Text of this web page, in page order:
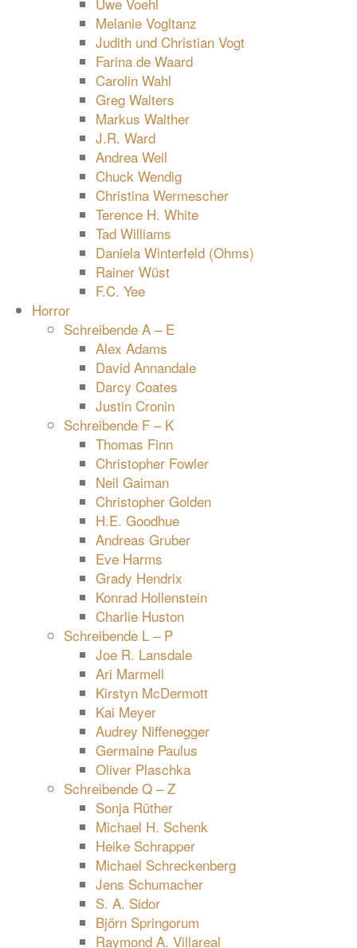
Melanie Vogltanz
Judith und Christian Vogt
Farina de Waard
Carolin Wahl
Greg Walters
Markus Walther
J.R. Ward
Andrea Weil
Chuck Wendig
Christina Wermescher
Terence H. White
Tad Williams
Daniela Winterfeld (Ohms)
Rainer Wüst
F.C. Yee
Horror
Schreibende A – E
Alex Adams
David Annandale
Darcy Coates
Justin Cronin
Schreibende F – K
Thomas Finn
Christopher Fowler
Neil Gaiman
Christopher Golden
H.E. Goodhue
Andreas Gruber
Eve Harms
Grady Hendrix
Konrad Hollenstein
Charlie Huston
Schreibende L – P
Joe R. Lansdale
Ari Marmell
Kirstyn McDermott
Kai Meyer
Audrey Niffenegger
Germaine Paulus
Oliver Plaschka
Schreibende Q – Z
Sonja Rüther
Michael H. Schenk
Heike Schrapper
Michael Schreckenberg
Jens Schumacher
S. A. Sidor
Björn Springorum
Raymond A. Villareal